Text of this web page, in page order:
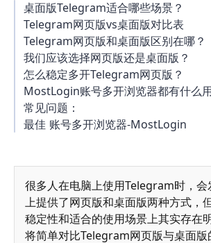
桌面版Telegram适合哪些场景？
Telegram网页版vs桌面版对比表
Telegram网页版和桌面版区别在哪？
我们应该选择网页版还是桌面版？
怎么稳定多开Telegram网页版？
MostLogin账号多开浏览器都有什么
常见问题：
最佳 账号多开浏览器-MostLogin
很多人在电脑上使用Telegram时，会
上提供了网页版和桌面版两种方式，
稳定性和适合的使用场景上其实存在
将简单对比Telegram网页版与桌面版